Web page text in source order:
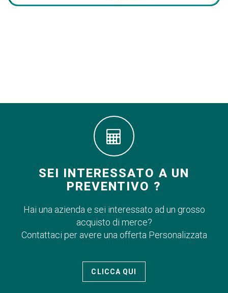
SEI INTERESSATO A UN
PREVENTIVO ?
Hai una azienda e sei interessato ad un grosso
acquisto di merce?
Contattaci per avere una offerta Personalizzata
CLICCA QUI